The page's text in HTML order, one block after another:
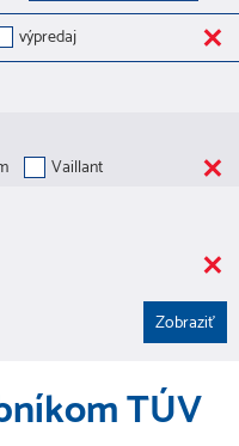
výpredaj
Vaillant
TÚV